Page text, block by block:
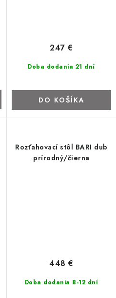
Doba dodania 21 dní
247 €
DO KOŠÍKA
Rozťahovací stôl BARI dub
prírodný/čierna
Doba dodania 8-12 dní
448 €